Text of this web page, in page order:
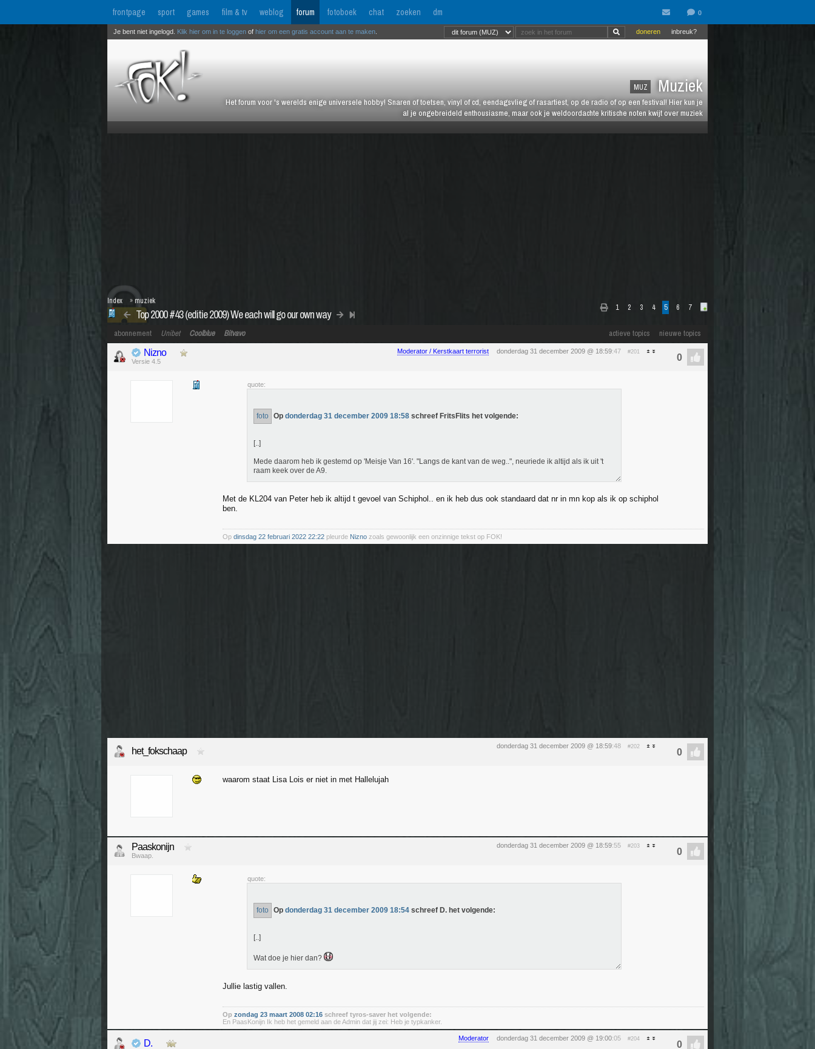
frontpage sport games film & tv weblog forum fotoboek chat zoeken dm
MUZ Muziek
Het forum voor 's werelds enige universele hobby! Snaren of toetsen, vinyl of cd, eendagsvlieg of rasartiest, op de radio of op een festival! Hier kun je
al je ongebreideld enthousiasme, maar ook je weldoordachte kritische noten kwijt over muziek
inbreuk?
doneren
Je bent niet ingelogd. Klik hier om in te loggen of hier om een gratis account aan te maken
1 2 3 4 5 6 7
Top 2000 #43 (editie 2009) We each will go our own way
Index » muziek
actieve topics nieuwe topics
abonnement Unibet Coolblue Bitvavo
Moderator / Kerstkaart terrorist donderdag 31 december 2009 @ 18:59:47 #201
Nizno
Versie 4.5
quote:
foto Op donderdag 31 december 2009 18:58 schreef FritsFlits het volgende:
[..]
Mede daarom heb ik gestemd op 'Meisje Van 16'. "Langs de kant van de weg..", neuriede ik altijd als ik uit 't
raam keek over de A9.
Met de KL204 van Peter heb ik altijd t gevoel van Schiphol.. en ik heb dus ook standaard dat nr in mn kop als ik op schiphol
ben.
Op dinsdag 22 februari 2022 22:22 pleurde Nizno zoals gewoonlijk een onzinnige tekst op FOK!
donderdag 31 december 2009 @ 18:59:48 #202
het_fokschaap
waarom staat Lisa Lois er niet in met Hallelujah
donderdag 31 december 2009 @ 18:59:55 #203
Paaskonijn
Bwaap.
quote:
foto Op donderdag 31 december 2009 18:54 schreef D. het volgende:
[..]
Wat doe je hier dan?
Jullie lastig vallen.
Op zondag 23 maart 2008 02:16 schreef tyros-saver het volgende:
En PaasKonijn Ik heb het gemeld aan de Admin dat jij zei: Heb je typkanker.
Moderator donderdag 31 december 2009 @ 19:00:05 #204
D.